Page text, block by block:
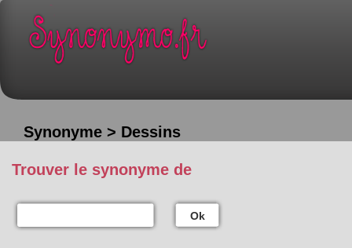
Synonyme > Dessins
Trouver le synonyme de
Ok